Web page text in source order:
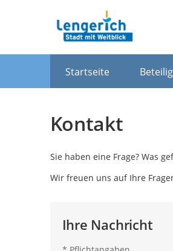
Startseite
Kontakt
Sie haben eine Frage? Was
Wir freuen uns auf Ihre
Ihre Nachricht